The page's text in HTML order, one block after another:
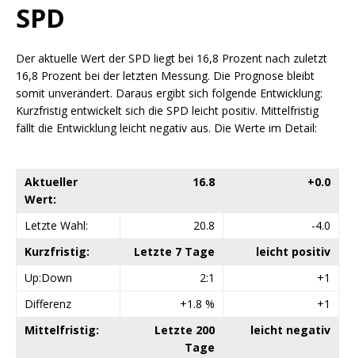
SPD
Der aktuelle Wert der SPD liegt bei 16,8 Prozent nach zuletzt
16,8 Prozent bei der letzten Messung. Die Prognose bleibt
somit unverändert. Daraus ergibt sich folgende Entwicklung:
Kurzfristig entwickelt sich die SPD leicht positiv. Mittelfristig
fällt die Entwicklung leicht negativ aus. Die Werte im Detail:
Aktueller
Wert:
16.8 +0.0
Letzte Wahl: 20.8
-4.0
Kurzfristig:
Letzte 7 Tage
leicht positiv
Up:Down
2:1
+1
Differenz
+1.8 %
+1
Mittelfristig:
Letzte 200
Tage
leicht negativ